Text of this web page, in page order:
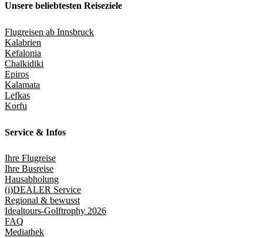
Unsere beliebtesten Reiseziele
Flugreisen ab Innsbruck
Kalabrien
Kefalonia
Chalkidiki
Epiros
Kalamata
Lefkas
Korfu
Service & Infos
Ihre Flugreise
Ihre Busreise
Hausabholung
(i)DEALER Service
Regional & bewusst
Idealtours-Golftrophy 2026
FAQ
Mediathek